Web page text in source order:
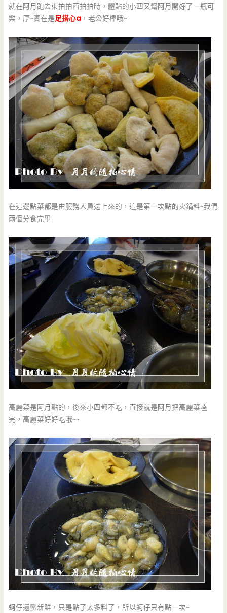
就在阿月跑去東拍拍西拍拍時，體貼的小四又幫阿月開好了一瓶可
樂，厚~實在是足搭心a ，老公好棒哦~
在這邊點菜都是由服務人員送上來的，這是第一次點的火鍋料~我們
兩個分食完畢
高麗菜是阿月點的，後來小四都不吃，直接就是阿月把高麗菜嗑
完，高麗菜好好吃哦~~
蚵仔還蠻新鮮，只是點了太多料了，所以蚵仔只有點一次~